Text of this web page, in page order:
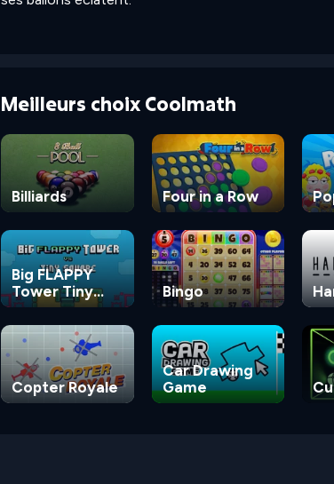
Meilleurs choix Coolmath
Billiards Four in a Row
Big FLAPPY
Tower Tiny
Square
Bingo
Copter Royale
Car Drawing
Game